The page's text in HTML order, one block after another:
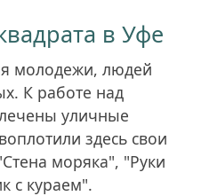
в Уфе
молодежи, людей
К работе над
уличные
здесь свои
моряка", "Руки
с кураем".